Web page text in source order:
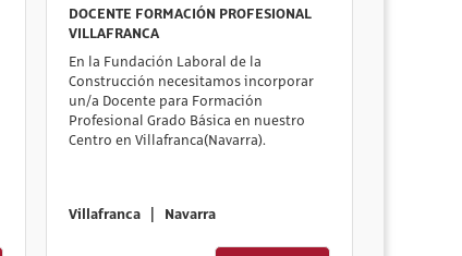
DOCENTE FORMACIÓN PROFESIONAL
VILLAFRANCA
En la Fundación Laboral de la
Construcción necesitamos incorporar
un/a Docente para Formación
Profesional Grado Básica en nuestro
Centro en Villafranca(Navarra).
Villafranca Navarra